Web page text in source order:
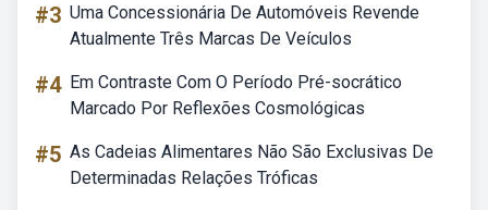
#3 Uma Concessionária De Automóveis Revende
Atualmente Três Marcas De Veículos
#4 Em Contraste Com O Período Pré-socrático
Marcado Por Reflexões Cosmológicas
#5 As Cadeias Alimentares Não São Exclusivas De
Determinadas Relações Tróficas